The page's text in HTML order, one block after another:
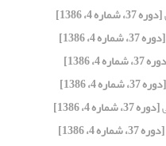
[دوره 37، شماره 4، 1386]
[دوره 37، شماره 4، 1386]
شماره 4، 1386]
[دوره 37، شماره 4، 1386]
[دوره 37، شماره 4، 1386]
[دوره 37، شماره 4، 1386]